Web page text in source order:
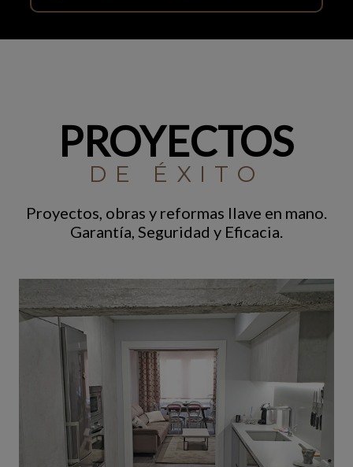
PROYECTOS
DE ÉXITO
Proyectos, obras y reformas llave en mano.
Garantía, Seguridad y Eficacia.